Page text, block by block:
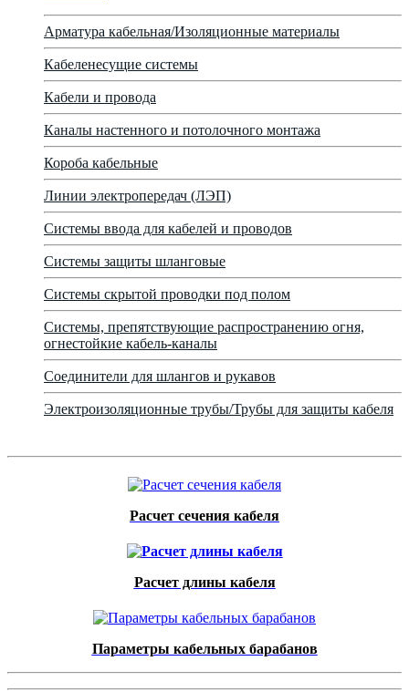
Арматура кабельная/Изоляционные материалы
Кабеленесущие системы
Кабели и провода
Каналы настенного и потолочного монтажа
Короба кабельные
Линии электропередач (ЛЭП)
Системы ввода для кабелей и проводов
Системы защиты шланговые
Системы скрытой проводки под полом
Системы, препятствующие распространению огня,
огнестойкие кабель-каналы
Соединители для шлангов и рукавов
Электроизоляционные трубы/Трубы для защиты кабеля
Расчет сечения кабеля
Расчет длины кабеля
Параметры кабельных барабанов